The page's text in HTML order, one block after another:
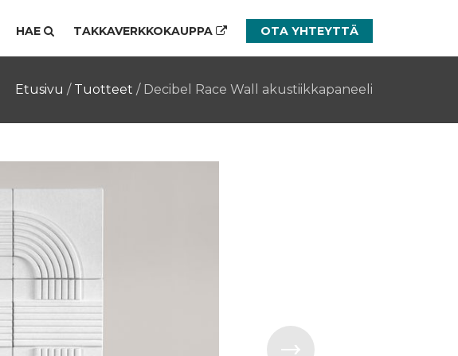
HAE TAKKAVERKKOKAUPPA OTA YHTEYTTÄ
Etusivu / Tuotteet / Decibel Race Wall akustiikkapaneeli